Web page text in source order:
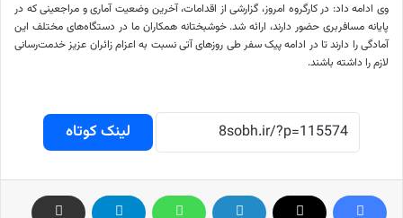
وی ادامه داد: در کارگروه امروز، گزارشی از اقدامات، آخرین وضعیت آماری و مراجعینی که در
پایانه مسافربری حضور دارند، ارائه شد. خوشبختانه همکاران ما در دستگاه‌های مختلف این
آمادگی را دارند تا در ادامه پیک سفر طی روزهای آتی نسبت به اعزام زائران عزیز خدمت‌رسانی
لازم را داشته باشند.
لینک کوتاه